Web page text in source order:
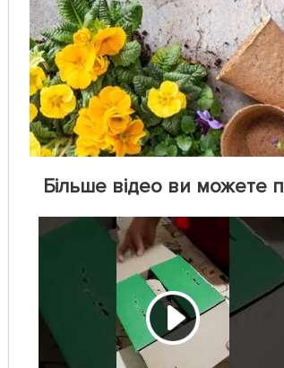
Більше відео ви можете